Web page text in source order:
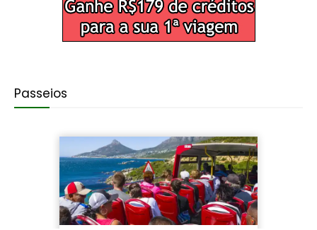
Passeios